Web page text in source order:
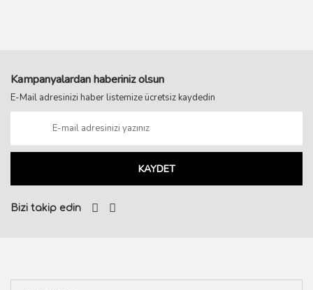
Kampanyalardan haberiniz olsun
E-Mail adresinizi haber listemize ücretsiz kaydedin
KAYDET
Bizi takip edin